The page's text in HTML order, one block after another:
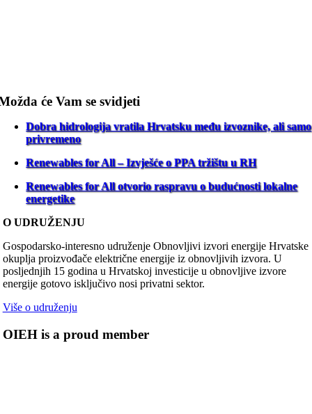
će Vam se svidjeti
Dobra hidrologija vratila Hrvatsku među izvoznike, ali samo
privremeno
Renewables for All – Izvješće o PPA tržištu u RH
Renewables for All otvorio raspravu o budućnosti lokalne
energetike
O UDRUŽENJU
Gospodarsko-interesno udruženje Obnovljivi izvori energije Hrvatske
okuplja proizvođače električne energije iz obnovljivih izvora. U
posljednjih 15 godina u Hrvatskoj investicije u obnovljive izvore
energije gotovo isključivo nosi privatni sektor.
Više o udruženju
OIEH is a proud member